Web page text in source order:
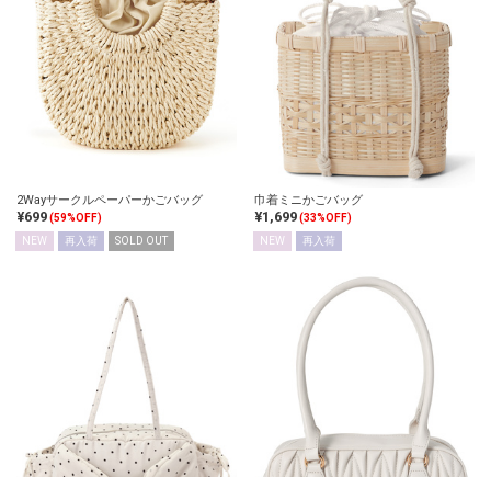
2Wayサークルペーパーかごバッグ
¥699(59%OFF)
NEW
再入荷 SOLD OUT
巾着ミニかごバッグ
¥1,699(33%OFF)
NEW
再入荷